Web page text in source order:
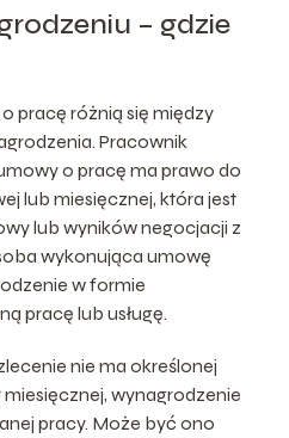
– gdzie
pracę różnią się między
Pracownik
o pracę ma prawo do
lub miesięcznej, która jest
lub wyników negocjacji z
wykonująca umowę
w formie
pracę lub usługę.
nie ma określonej
wynagrodzenie
pracy. Może być ono